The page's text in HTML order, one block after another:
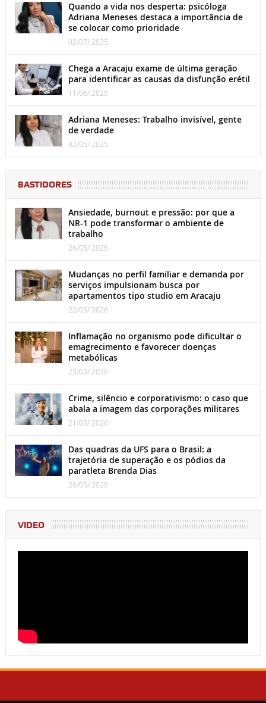
Quando a vida nos desperta: psicóloga
Adriana Meneses destaca a importância de
se colocar como prioridade
02/07/ 2025
Chega a Aracaju exame de última geração
para identificar as causas da disfunção erétil
11/06/ 2025
Adriana Meneses: Trabalho invisível, gente
de verdade
02/05/ 2025
BASTIDORES
Ansiedade, burnout e pressão: por que a
NR-1 pode transformar o ambiente de
trabalho
26/05/ 2026
Mudanças no perfil familiar e demanda por
serviços impulsionam busca por
apartamentos tipo studio em Aracaju
22/05/ 2026
Inflamação no organismo pode dificultar o
emagrecimento e favorecer doenças
metabólicas
23/03/ 2026
Crime, silêncio e corporativismo: o caso que
abala a imagem das corporações militares
21/03/ 2026
Das quadras da UFS para o Brasil: a
trajetória de superação e os pódios da
paratleta Brenda Dias
20/03/ 2026
VIDEO